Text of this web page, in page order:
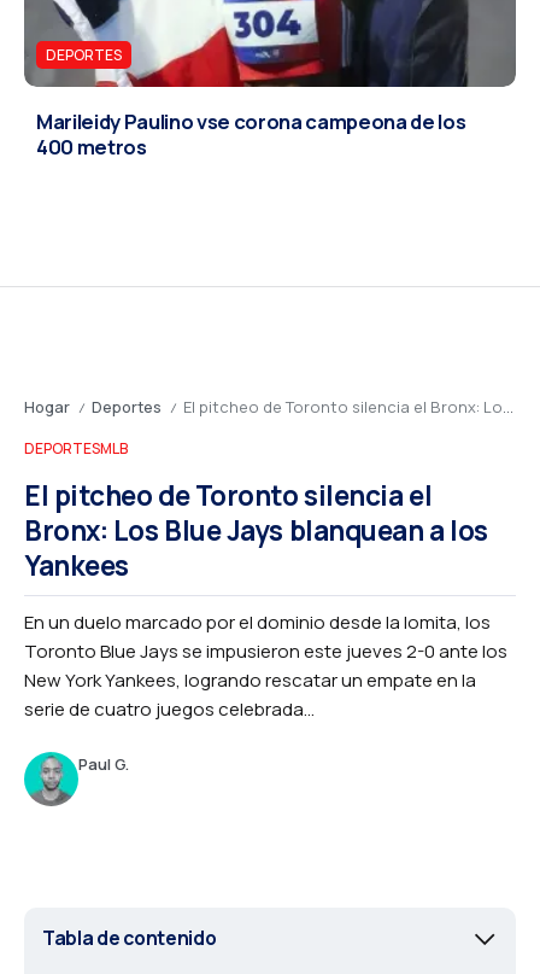
DEPORTES
Marileidy Paulino vse corona campeona de los
400 metros
Hogar / Deportes / El pitcheo de Toronto silencia el Bronx: Los Blue Jays blanquean a los Yankees
DEPORTESMLB
El pitcheo de Toronto silencia el
Bronx: Los Blue Jays blanquean a los
Yankees
En un duelo marcado por el dominio desde la lomita, los
Toronto Blue Jays se impusieron este jueves 2-0 ante los
New York Yankees, logrando rescatar un empate en la
serie de cuatro juegos celebrada...
Paul G.
Tabla de contenido